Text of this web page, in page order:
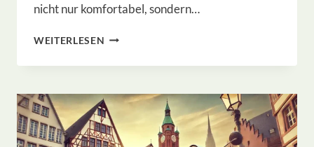
nicht nur komfortabel, sondern…
WEITERLESEN INDIVIDUELLE
FÜR
RETRO-
KLASSIKER
DER
HONDA